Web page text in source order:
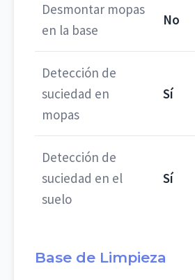
Desmontar mopas
en la base
No
Detección de
suciedad en
mopas
Sí
Detección de
suciedad en el
suelo
Sí
Base de Limpieza